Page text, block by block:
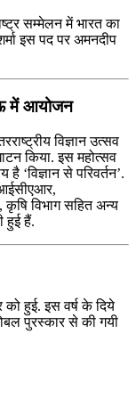
सम्मेलन में भारत का
इस पद पर अमनदीप
में आयोजन
विज्ञान उत्‍सव
किया. इस महोत्‍सव
‘विज्ञान से परिवर्तन’.
कृषि विभाग सहित अन्‍य
हुई हैं.
हुई. इस वर्ष के दिये
पुरस्कार से की गयी